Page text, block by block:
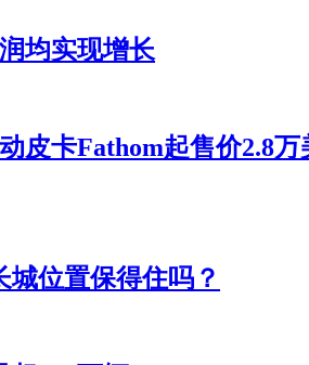
均实现增长
皮卡Fathom起售价2.8
城位置保得住吗？